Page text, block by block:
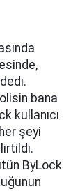
bana
kullanıcı
şeyi
ByLock